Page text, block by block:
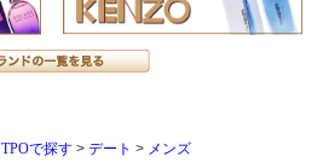
TPOで探す デート
メンズ